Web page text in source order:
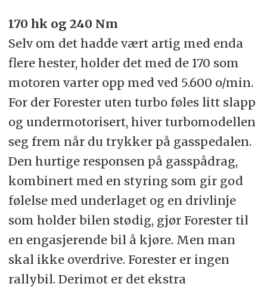
170 hk og 240 Nm
Selv om det hadde vært artig med enda
flere hester, holder det med de 170 som
motoren varter opp med ved 5.600 o/min.
For der Forester uten turbo føles litt slapp
og undermotorisert, hiver turbomodellen
seg frem når du trykker på gasspedalen.
Den hurtige responsen på gasspådrag,
kombinert med en styring som gir god
følelse med underlaget og en drivlinje
som holder bilen stødig, gjør Forester til
en engasjerende bil å kjøre. Men man
skal ikke overdrive. Forester er ingen
rallybil. Derimot er det ekstra